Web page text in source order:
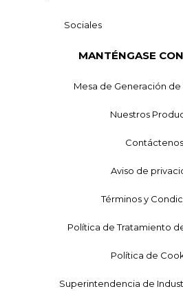
Sociales
MANTÉNGASE
Mesa de Generación
Nuestros
Contáctenos
Aviso de
Términos y
Política de Tratamiento
Política de
Superintendencia de